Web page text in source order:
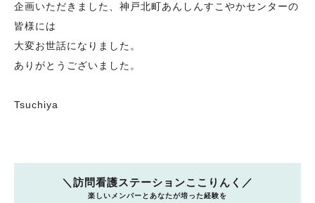
企画いただきました、神戸北町あんしんすこやかセンターの
皆様には
大変お世話になりました。
ありがとうございました。
Tsuchiya
＼訪問看護ステーションここりんく／
楽しいメンバーとあなたが培った経験を